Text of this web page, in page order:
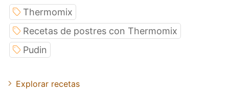
Thermomix
Recetas de postres con Thermomix
Pudin
Explorar recetas